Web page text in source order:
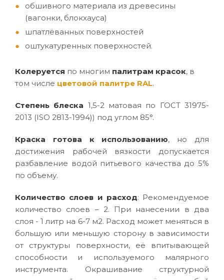
обшивного материала из древесины
(вагонки, блокхауса)
шпатлёванных поверхностей
оштукатуренных поверхностей.
Колеруется по многим палитрам красок, в
том числе цветовой палитре RAL.
Степень блеска 1,5-2 матовая по ГОСТ 31975-
2013 (ISO 2813-1994)) под углом 85°.
Краска готова к использованию, но для
достижения рабочей вязкости допускается
разбавление водой питьевого качества до 5%
по объему.
Количество слоев и расход: Рекомендуемое
количество слоев – 2. При нанесении в два
слоя - 1 литр на 6-7 м2. Расход может меняться в
большую или меньшую сторону в зависимости
от структуры поверхности, её впитывающей
способности и используемого малярного
инструмента. Окрашивание структурной